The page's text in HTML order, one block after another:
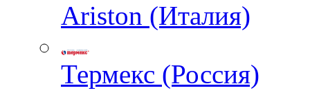
Ariston (Италия)
Термекс (Россия)